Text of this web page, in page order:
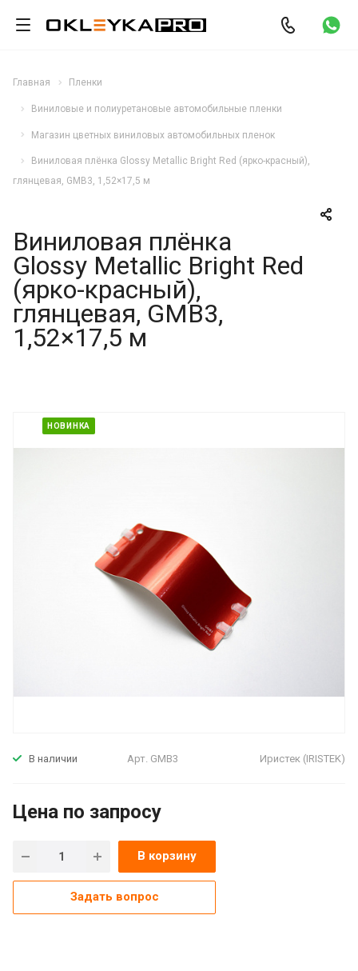
Главная Пленки
Виниловые и полиуретановые автомобильные пленки
Магазин цветных виниловых автомобильных пленок
Виниловая плёнка Glossy Metallic Bright Red (ярко-красный),
глянцевая, GMB3, 1,52×17,5 м
Виниловая плёнка
Glossy Metallic Bright Red
(ярко-красный),
глянцевая, GMB3,
1,52×17,5 м
НОВИНКА
В наличии Арт. GMB3 Иристек (IRISTEK)
Цена по запросу
В корзину
Задать вопрос